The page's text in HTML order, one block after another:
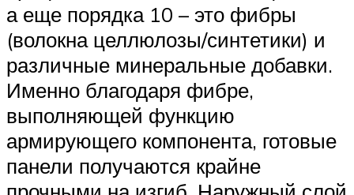
а еще порядка 10 – это фибры
(волокна целлюлозы/синтетики) и
различные минеральные добавки.
Именно благодаря фибре,
выполняющей функцию
армирующего компонента, готовые
панели получаются крайне